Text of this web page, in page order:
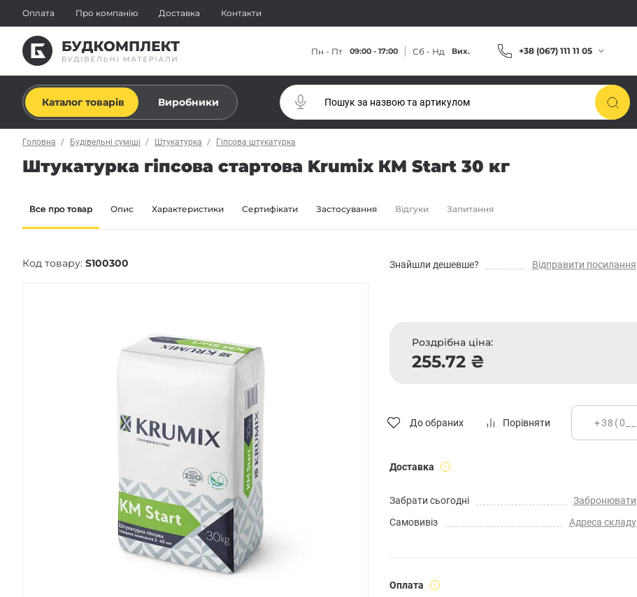
Оплата Про компанію Доставка Контакти
Пн - Пт 09:00 - 17:00 Сб - Нд Вих. +38 (067) 111 11 05
Каталог товарів Виробники
Головна Будівельні суміші Штукатурка Гіпсова штукатурка
Штукатурка гіпсова стартова Krumix КМ Start 30 кг
Все про товар Опис Характеристики Сертифікати Застосування Відгуки Запитання
Код товару: S100300 Знайшли дешевше? Відправити посилання
Роздрібна ціна:
255.72 ₴
До обраних Порівняти
Доставка
Забрати сьогодні
Забронювати
Самовивіз
Адреса складу
Оплата